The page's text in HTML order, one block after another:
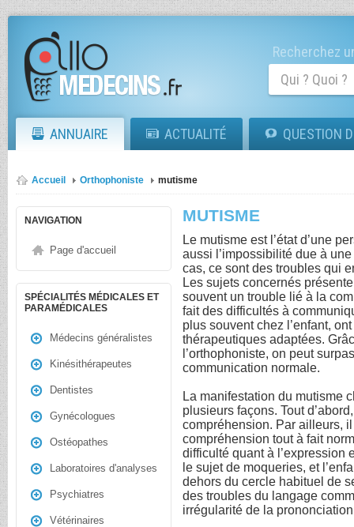
Recherchez
ANNUAIRE ACTUALITÉ QUESTION
Accueil Orthophoniste mutisme
NAVIGATION
Page d'accueil
SPÉCIALITÉS MÉDICALES ET
PARAMÉDICALES
Médecins généralistes
Kinésithérapeutes
Dentistes
Gynécologues
Ostéopathes
Laboratoires d'analyses
Psychiatres
Vétérinaires
MUTISME
Le mutisme est l’état d’une
aussi l’impossibilité due à
cas, ce sont des troubles qui
Les sujets concernés
souvent un trouble lié à la
fait des difficultés à
plus souvent chez l’enfant,
thérapeutiques adaptées.
l’orthophoniste, on peut
communication normale.
La manifestation du mutisme
plusieurs façons. Tout
compréhension. Par ailleurs,
compréhension tout à fait
difficulté quant à l’expression
le sujet de moqueries, et
dehors du cercle habituel de
des troubles du langage
irrégularité de la